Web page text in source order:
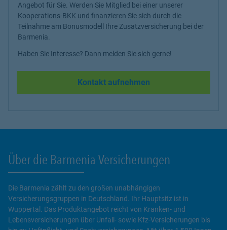
Angebot für Sie. Werden Sie Mitglied bei einer unserer
Kooperations-BKK und finanzieren Sie sich durch die
Teilnahme am Bonusmodell Ihre Zusatzversicherung bei der
Barmenia.
Haben Sie Interesse? Dann melden Sie sich gerne!
Kontakt aufnehmen
Über die Barmenia Versicherungen
Die Barmenia zählt zu den großen unabhängigen
Versicherungsgruppen in Deutschland. Ihr Hauptsitz ist in
Wuppertal. Das Produktangebot reicht von Kranken- und
Lebensversicherungen über Unfall- sowie Kfz-Versicherungen bis